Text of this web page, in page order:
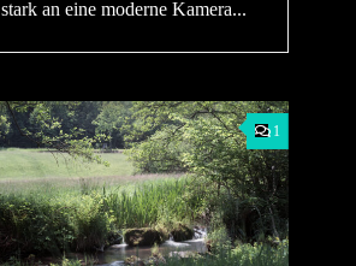
stark an eine moderne Kamera...
1